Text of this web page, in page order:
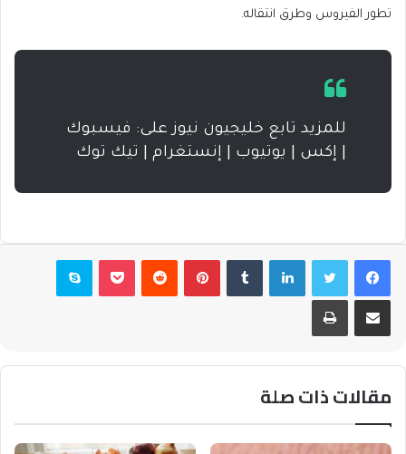
تطور الفيروس وطرق انتقاله.
للمزيد تابع خليجيون نيوز على: فيسبوك
| إكس | يوتيوب | إنستغرام | تيك توك
فيسبوكتويتر لينكدإن بينتيريست بوكيت سكايب
مشاركة عبر البريد طباعة
مقالات ذات صلة